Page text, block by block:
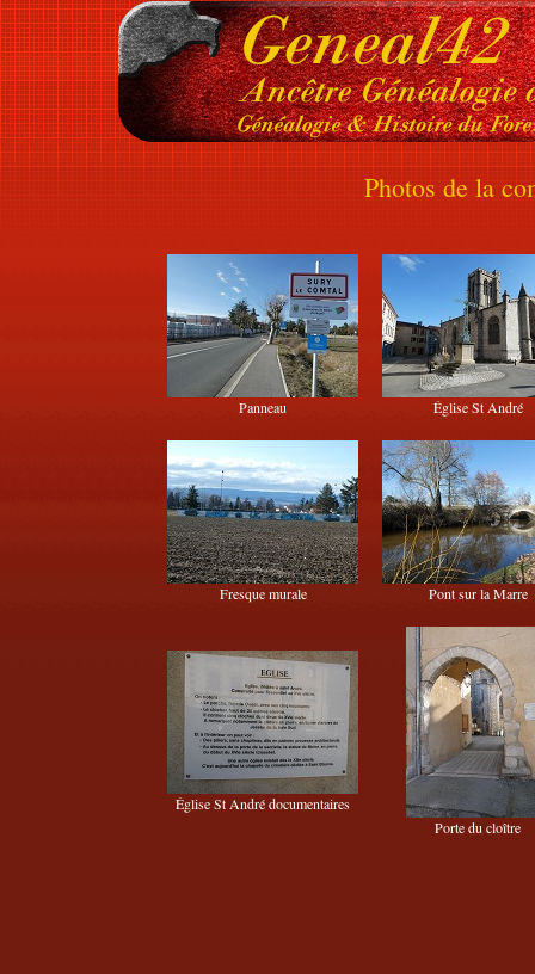
Photos de la
Panneau Église St André
Fresque murale Pont sur la Marre
Église St André documentaires
Porte du cloître